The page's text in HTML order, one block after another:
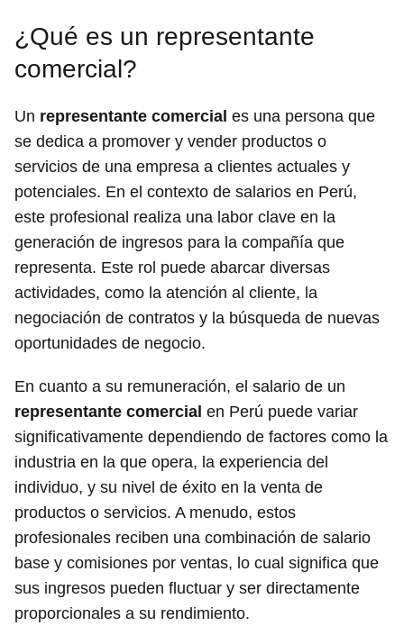
¿Qué es un representante
comercial?
Un representante comercial es una persona que
se dedica a promover y vender productos o
servicios de una empresa a clientes actuales y
potenciales. En el contexto de salarios en Perú,
este profesional realiza una labor clave en la
generación de ingresos para la compañía que
representa. Este rol puede abarcar diversas
actividades, como la atención al cliente, la
negociación de contratos y la búsqueda de nuevas
oportunidades de negocio.
En cuanto a su remuneración, el salario de un
representante comercial en Perú puede variar
significativamente dependiendo de factores como la
industria en la que opera, la experiencia del
individuo, y su nivel de éxito en la venta de
productos o servicios. A menudo, estos
profesionales reciben una combinación de salario
base y comisiones por ventas, lo cual significa que
sus ingresos pueden fluctuar y ser directamente
proporcionales a su rendimiento.